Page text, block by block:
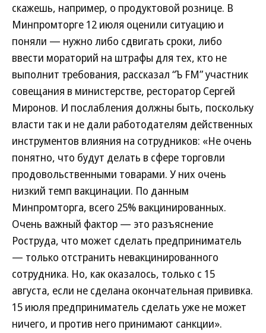
скажешь, например, о продуктовой рознице. В
Минпромторге 12 июля оценили ситуацию и
поняли — нужно либо сдвигать сроки, либо
ввести мораторий на штрафы для тех, кто не
выполнит требования, рассказал “Ъ FM” участник
совещания в министерстве, ресторатор Сергей
Миронов. И послабления должны быть, поскольку
власти так и не дали работодателям действенных
инструментов влияния на сотрудников: «Не очень
понятно, что будут делать в сфере торговли
продовольственными товарами. У них очень
низкий темп вакцинации. По данным
Минпромторга, всего 25% вакцинированных.
Очень важный фактор — это разъяснение
Роструда, что может сделать предприниматель
— только отстранить невакцинированного
сотрудника. Но, как оказалось, только с 15
августа, если не сделана окончательная прививка.
15 июля предприниматель сделать уже не может
ничего, и против него принимают санкции».